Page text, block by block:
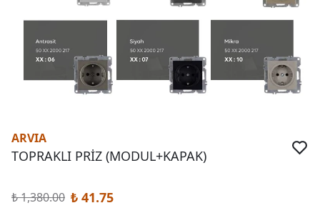
ARVIA
TOPRAKLI PRİZ (MODUL+KAPAK)
₺ 1,380.00 ₺ 41.75